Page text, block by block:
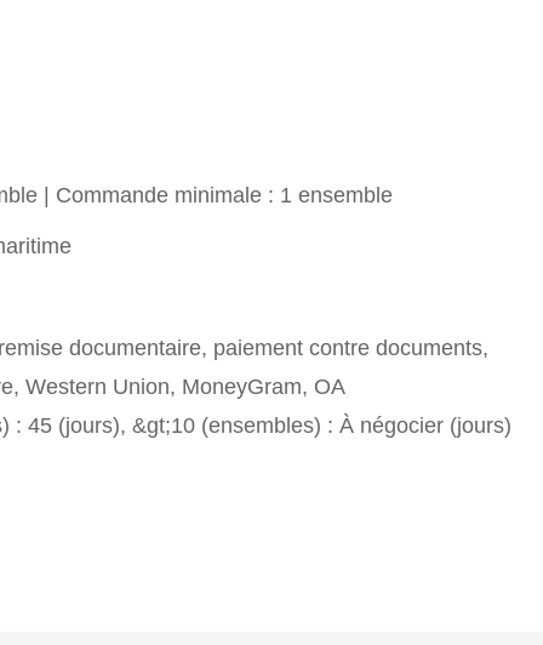
| Commande minimale : 1 ensemble
documentaire, paiement contre documents,
Western Union, MoneyGram, OA
: 45 (jours), &gt;10 (ensembles) : À négocier (jours)